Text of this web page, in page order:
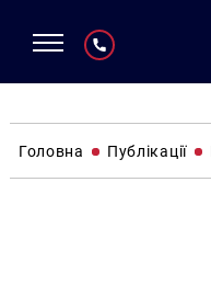
Головна Публікації